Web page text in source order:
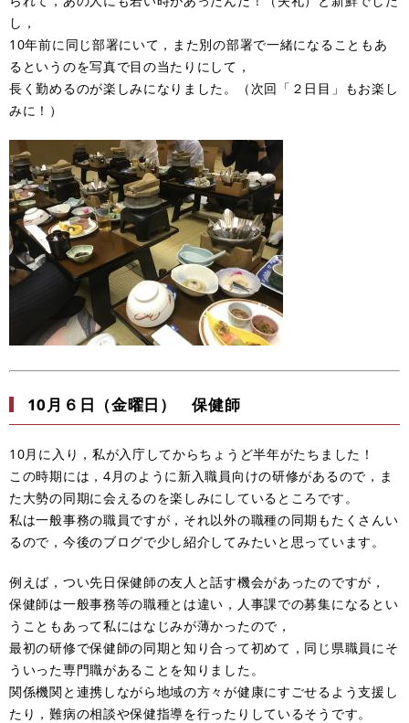
し，
10年前に同じ部署にいて，また別の部署で一緒になることもあ
るというのを写真で目の当たりにして，
長く勤めるのが楽しみになりました。（次回「２日目」もお楽し
みに！）
10月６日（金曜日） 保健師
10月に入り，私が入庁してからちょうど半年がたちました！
この時期には，4月のように新入職員向けの研修があるので，ま
た大勢の同期に会えるのを楽しみにしているところです。
私は一般事務の職員ですが，それ以外の職種の同期もたくさんい
るので，今後のブログで少し紹介してみたいと思っています。
例えば，つい先日保健師の友人と話す機会があったのですが，
保健師は一般事務等の職種とは違い，人事課での募集になるとい
うこともあって私にはなじみが薄かったので，
最初の研修で保健師の同期と知り合って初めて，同じ県職員にそ
ういった専門職があることを知りました。
関係機関と連携しながら地域の方々が健康にすごせるよう支援し
たり，難病の相談や保健指導を行ったりしているそうです。